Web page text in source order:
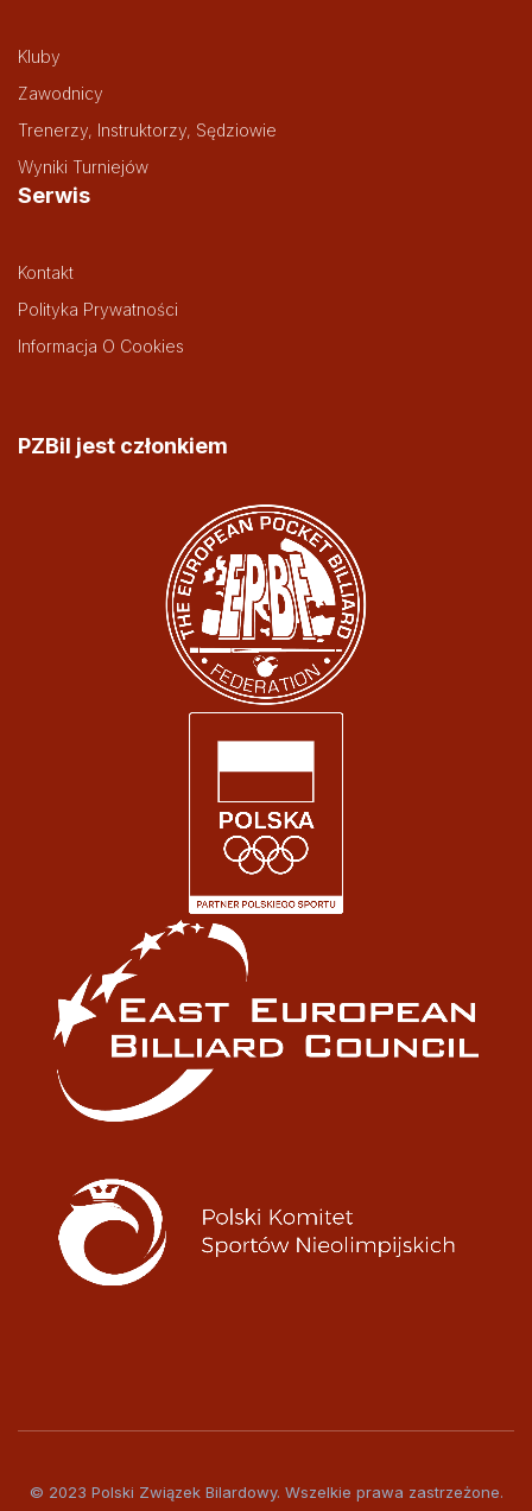
Kluby
Zawodnicy
Trenerzy, Instruktorzy, Sędziowie
Wyniki Turniejów
Serwis
Kontakt
Polityka Prywatności
Informacja O Cookies
PZBil jest członkiem
© 2023 Polski Związek Bilardowy. Wszelkie prawa zastrzeżone.